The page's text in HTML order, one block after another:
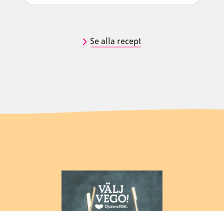
Se alla recept